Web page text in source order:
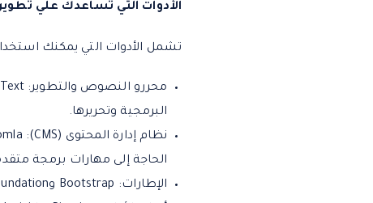
الأدوات التي تساعدك علي
تشمل الأدوات التي يمكنك
البرمجية وتحريرها.
الحاجة إلى مهارات برمجة
الإطارات: Bootstrap وFoundation وSemantic UI والمزيد لمساعدتك على إنشاء واجهات مستخدم سريعة الاستجابة وجذابة.